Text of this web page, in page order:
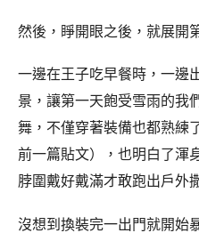
然後，睜開眼之後，就展開
一邊在王子吃早餐時，一邊
景，讓第一天飽受雪雨的我
舞，不僅穿著裝備也都熟練
前一篇貼文），也明白了渾
脖圍戴好戴滿才敢跑出戶外
沒想到換裝完一出門就開始